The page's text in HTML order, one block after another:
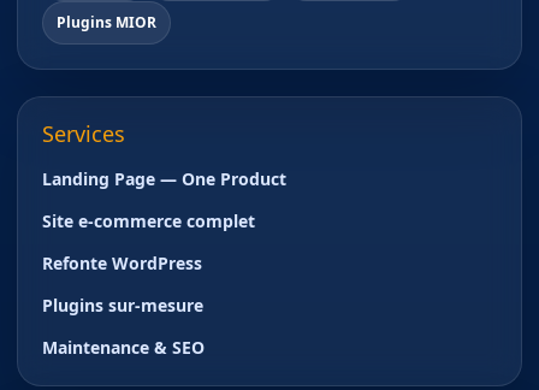
Plugins MIOR
Services
Landing Page — One Product
Site e-commerce complet
Refonte WordPress
Plugins sur-mesure
Maintenance & SEO